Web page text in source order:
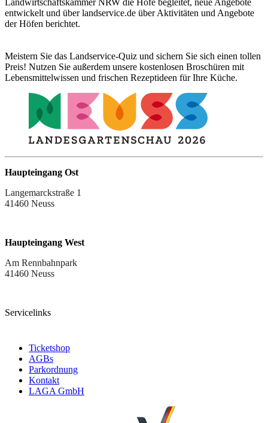
entwickelt und über landservice.de über Aktivitäten und Angebote
der Höfen berichtet.
Meistern Sie das Landservice-Quiz und sichern Sie sich einen tollen
Preis! Nutzen Sie außerdem unsere kostenlosen Broschüren mit
Lebensmittelwissen und frischen Rezeptideen für Ihre Küche.
Haupteingang Ost
Langemarckstraße 1
41460 Neuss
Haupteingang West
Am Rennbahnpark
41460 Neuss
Servicelinks
Ticketshop
AGBs
Parkordnung
Kontakt
LAGA GmbH